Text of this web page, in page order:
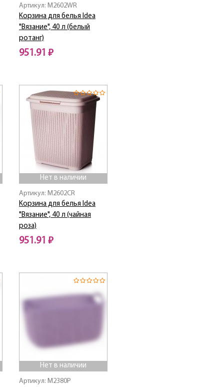
Артикул: M2602WR
Корзина для белья Idea
"Вязание", 40 л (белый
ротанг)
951.91 ₽
Нет в наличии
Артикул: M2602CR
Корзина для белья Idea
"Вязание", 40 л (чайная
роза)
951.91 ₽
Нет в наличии
Артикул: M2380P